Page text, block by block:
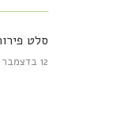
סלט
12 בדצמבר 2025